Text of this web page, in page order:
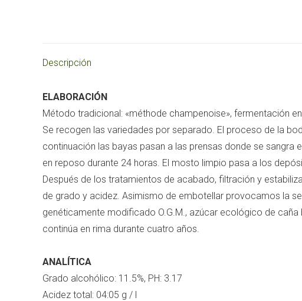
Descripción
ELABORACIÓN
Método tradicional: «méthode champenoise», fermentación
Se recogen las variedades por separado. El proceso de la
continuación las bayas pasan a las prensas donde se
en reposo durante 24 horas. El mosto limpio pasa a los
Después de los tratamientos de acabado, filtración y
de grado y acidez. Asimismo de embotellar provocamos la
genéticamente modificado O.G.M., azúcar ecológico de
continúa en rima durante cuatro años.
ANALÍTICA
Grado alcohólico: 11.5%, PH: 3.17
Acidez total: 04:05 g / l